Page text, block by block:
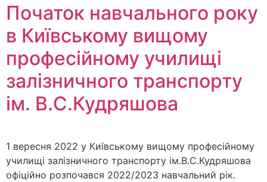
Початок навчального року
в Київському вищому
професійному училищі
залізничного транспорту
ім. В.С.Кудряшова
1 вересня 2022 у Київському вищому професійному
училищі залізничного транспорту ім.В.С.Кудряшова
офіційно розпочався 2022/2023 навчальний рік.